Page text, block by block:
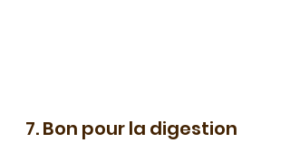
7. Bon pour la digestion